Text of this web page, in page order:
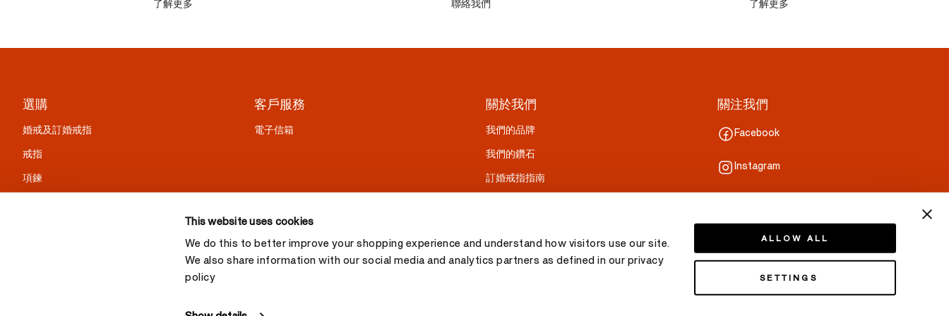
This website uses cookies
We do this to better improve your shopping experience and understand how visitors use our site.
We also share information with our social media and analytics partners as defined in our privacy
policy
ALLOW ALL
SETTINGS
了解更多 聯絡我們 了解更多
選購
婚戒及訂婚戒指
戒指
項鍊
客戶服務
電子信箱
關於我們
我們的品牌
我們的鑽石
訂婚戒指指南
關注我們
Facebook
Instagram